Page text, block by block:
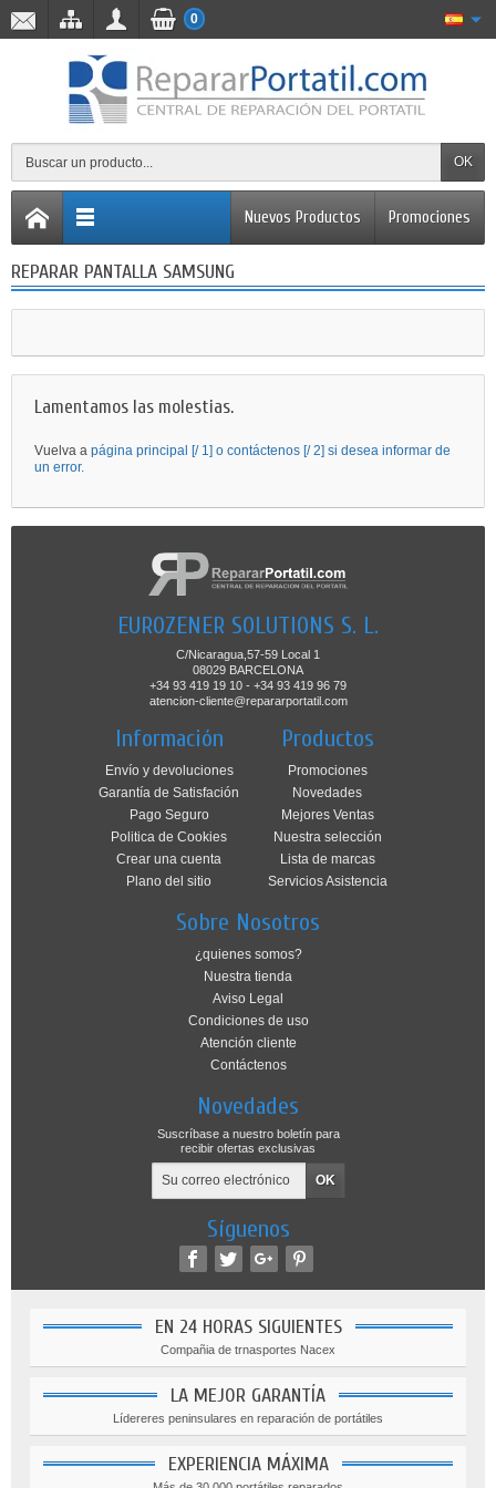
OK
0
Promociones
Nuevos Productos
REPARAR PANTALLA SAMSUNG
Lamentamos las molestias.
Vuelva a página principal [/ 1] o contáctenos [/ 2] si desea informar de
un error.
EUROZENER SOLUTIONS S. L.
C/Nicaragua,57-59 Local 1
08029 BARCELONA
+34 93 419 19 10 - +34 93 419 96 79
atencion-cliente@repararportatil.com
Información
Envío y devoluciones
Garantía de Satisfación
Pago Seguro
Politica de Cookies
Crear una cuenta
Plano del sitio
Productos
Promociones
Novedades
Mejores Ventas
Nuestra selección
Lista de marcas
Servicios Asistencia
Sobre Nosotros
¿quienes somos?
Nuestra tienda
Aviso Legal
Condiciones de uso
Atención cliente
Contáctenos
Novedades
Suscríbase a nuestro boletín para
recibir ofertas exclusivas
Síguenos
EN 24 HORAS SIGUIENTES
Compañia de trnasportes Nacex
LA MEJOR GARANTÍA
Lídereres peninsulares en reparación de portátiles
EXPERIENCIA MÁXIMA